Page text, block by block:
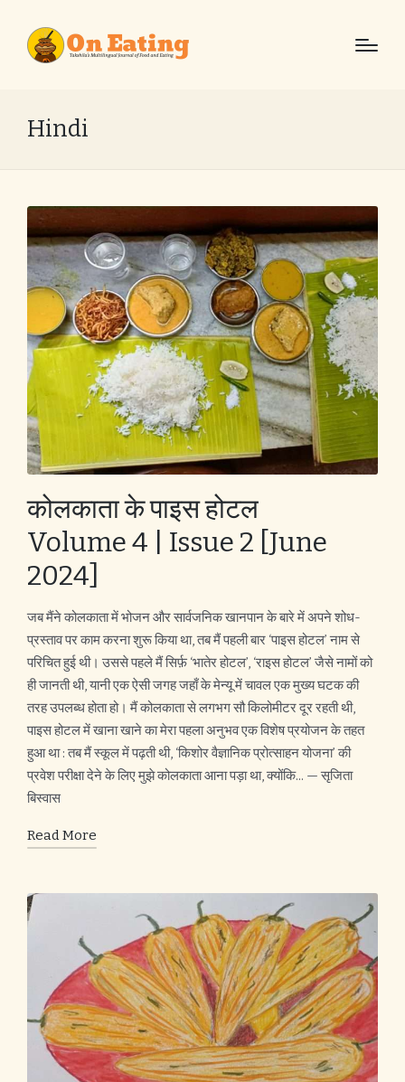
Hindi
कोलकाता के पाइस होटल
Volume 4 | Issue 2 [June
2024]
जब मैंने कोलकाता में भोजन और सार्वजनिक खानपान के बारे में अपने शोध-
प्रस्ताव पर काम करना शुरू किया था, तब मैं पहली बार ‘पाइस होटल’ नाम से
परिचित हुई थी। उससे पहले मैं सिर्फ़ ‘भातेर होटल’, ‘राइस होटल’ जैसे नामों को
ही जानती थी, यानी एक ऐसी जगह जहाँ के मेन्यू में चावल एक मुख्य घटक की
तरह उपलब्ध होता हो। मैं कोलकाता से लगभग सौ किलोमीटर दूर रहती थी,
पाइस होटल में खाना खाने का मेरा पहला अनुभव एक विशेष प्रयोजन के तहत
हुआ था : तब मैं स्कूल में पढ़ती थी, ‘किशोर वैज्ञानिक प्रोत्साहन योजना’ की
प्रवेश परीक्षा देने के लिए मुझे कोलकाता आना पड़ा था, क्योंकि... — सृजिता
बिस्वास
Read More